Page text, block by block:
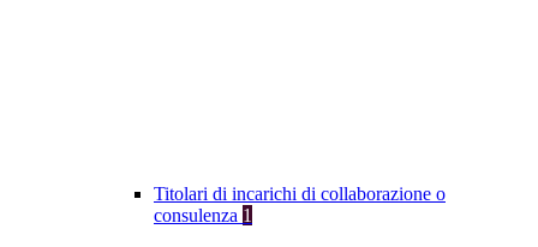
Titolari di incarichi di collaborazione o
consulenza 1